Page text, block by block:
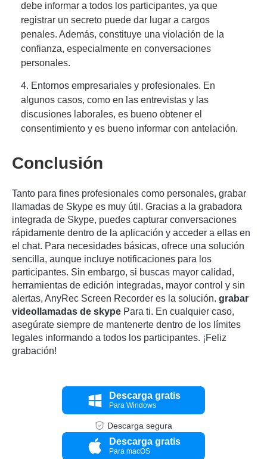
debe informar a todos los participantes, ya que
registrar un secreto puede dar lugar a cargos
penales. Además, constituye una violación de la
confianza, especialmente en conversaciones
personales.
4. Entornos empresariales y profesionales. En
algunos casos, como en las entrevistas y las
discusiones laborales, es bueno obtener el
consentimiento y es bueno informar con antelación.
Conclusión
Tanto para fines profesionales como personales, grabar
llamadas de Skype es muy útil. Gracias a la grabadora
integrada de Skype, puedes capturar conversaciones
rápidamente dentro de la aplicación y acceder a ellas en
el chat. Para necesidades básicas, ofrece una solución
sencilla, aunque incluye notificaciones para los
participantes. Sin embargo, si buscas mayor calidad,
herramientas de edición integradas, mayor control y sin
alertas, AnyRec Screen Recorder es la solución. grabar
videollamadas de skype Para ti. En cualquier caso,
asegúrate siempre de mantenerte dentro de los límites
legales informando a todos los participantes. ¡Feliz
grabación!
Descarga gratis
Para Windows
Descarga segura
Descarga gratis
Para macOS